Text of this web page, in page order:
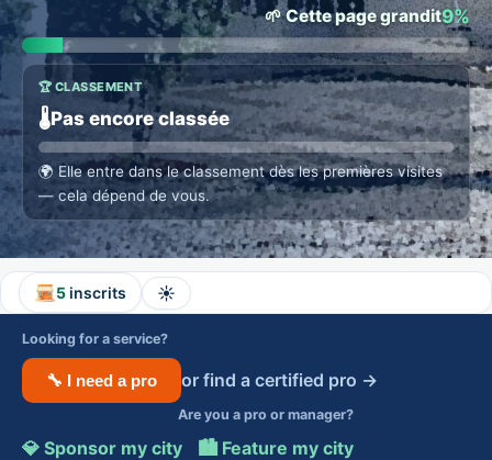
🌱 Cette page grandit9%
🏆 CLASSEMENT
🌡️Pas encore classée
🌍 Elle entre dans le classement dès les premières visites
— cela dépend de vous.
5inscrits ☀️
Looking for a service?
🔧 I need a pro or find a certified pro →
Are you a pro or manager?
💎 Sponsor my city · 🏙️ Feature my city